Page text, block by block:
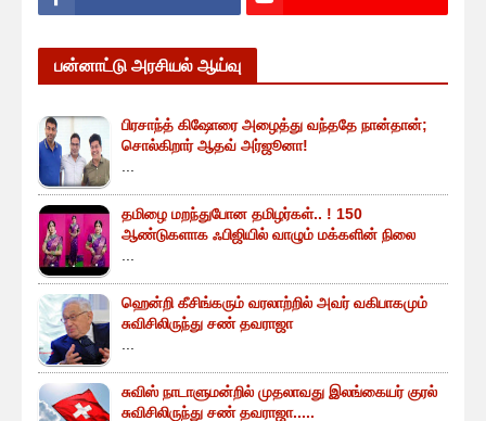
பன்னாட்டு அரசியல் ஆய்வு
பிரசாந்த் கிஷோரை அழைத்து வந்ததே நான்தான்;
சொல்கிறார் ஆதவ் அர்ஜூனா!
தமிழை மறந்துபோன தமிழர்கள்.. ! 150
ஆண்டுகளாக ஃபிஜியில் வாழும் மக்களின் நிலை
ஹென்றி கீசிங்கரும் வரலாற்றில் அவர் வகிபாகமும்
சுவிசிலிருந்து சண் தவராஜா
சுவிஸ் நாடாளுமன்றில் முதலாவது இலங்கையர் குரல்
சுவிசிலிருந்து சண் தவராஜா.....